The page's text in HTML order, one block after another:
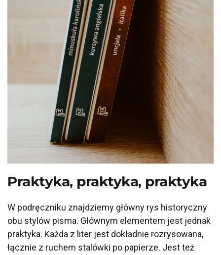
Praktyka, praktyka, praktyka
W podręczniku znajdziemy główny rys historyczny
obu stylów pisma. Głównym elementem jest jednak
praktyka. Każda z liter jest dokładnie rozrysowana,
łącznie z ruchem stalówki po papierze. Jest też